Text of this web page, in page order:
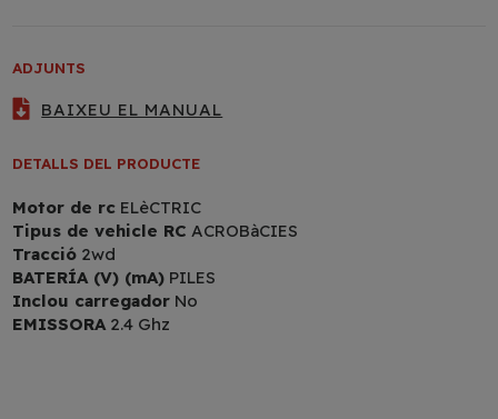
ADJUNTS
BAIXEU EL MANUAL
DETALLS DEL PRODUCTE
Motor de rc ELèCTRIC
Tipus de vehicle RC ACROBàCIES
Tracció 2wd
BATERÍA (V) (mA) PILES
Inclou carregador No
EMISSORA 2.4 Ghz